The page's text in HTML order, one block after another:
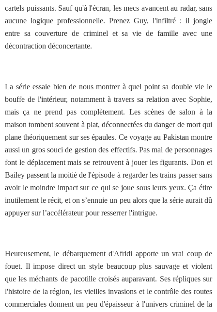
cartels puissants. Sauf qu'à l'écran, les mecs avancent au radar, sans
aucune logique professionnelle. Prenez Guy, l'infiltré : il jongle
entre sa couverture de criminel et sa vie de famille avec une
décontraction déconcertante.
La série essaie bien de nous montrer à quel point sa double vie le
bouffe de l'intérieur, notamment à travers sa relation avec Sophie,
mais ça ne prend pas complètement. Les scènes de salon à la
maison tombent souvent à plat, déconnectées du danger de mort qui
plane théoriquement sur ses épaules. Ce voyage au Pakistan montre
aussi un gros souci de gestion des effectifs. Pas mal de personnages
font le déplacement mais se retrouvent à jouer les figurants. Don et
Bailey passent la moitié de l'épisode à regarder les trains passer sans
avoir le moindre impact sur ce qui se joue sous leurs yeux. Ça étire
inutilement le récit, et on s’ennuie un peu alors que la série aurait dû
appuyer sur l’accélérateur pour resserrer l'intrigue.
Heureusement, le débarquement d'Afridi apporte un vrai coup de
fouet. Il impose direct un style beaucoup plus sauvage et violent
que les méchants de pacotille croisés auparavant. Ses répliques sur
l'histoire de la région, les vieilles invasions et le contrôle des routes
commerciales donnent un peu d'épaisseur à l'univers criminel de la